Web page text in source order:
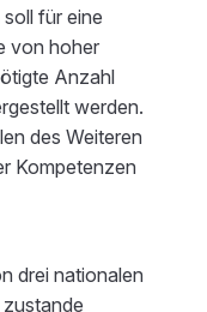
für eine
von hoher
Anzahl
werden.
des Weiteren
Kompetenzen
drei nationalen